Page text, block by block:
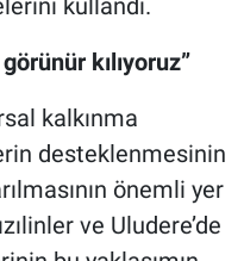
kullandı.
kılıyoruz”
kalkınma
desteklenmesinin
önemli yer
ve Uludere’de